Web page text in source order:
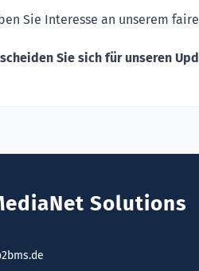
Sie Interesse an unserem
Sie sich für unseren
Solutions